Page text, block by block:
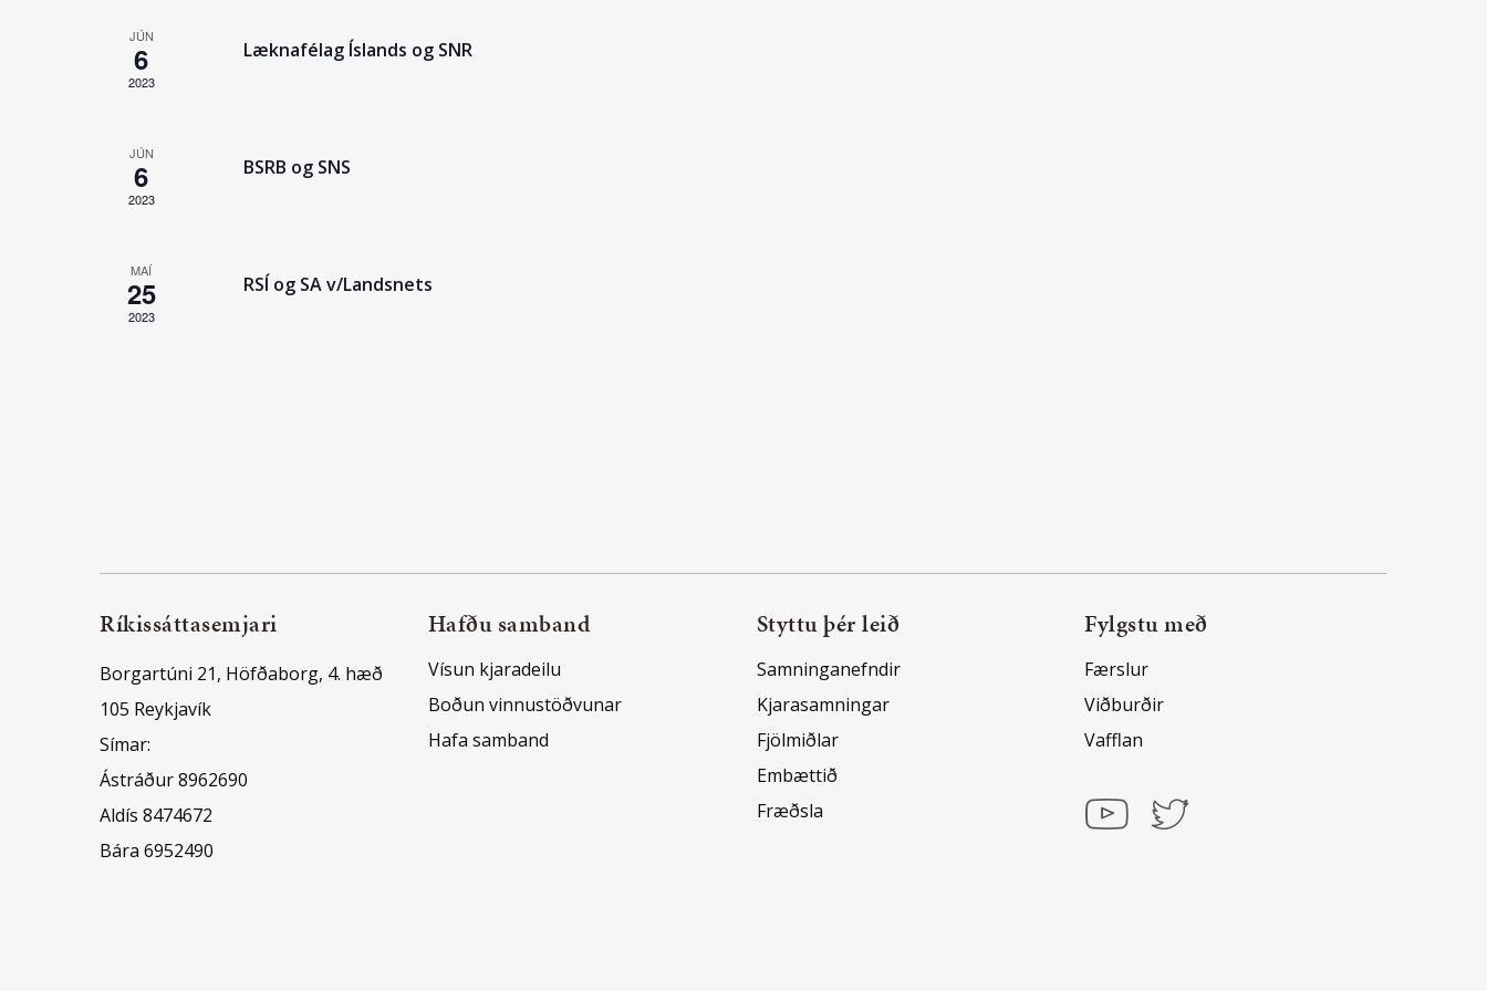
JÚN
6
2023
Læknafélag Íslands og SNR
JÚN
6
2023
BSRB og SNS
MAÍ
25
2023
RSÍ og SA v/Landsnets
Ríkissáttasemjari
Borgartúni 21, Höfðaborg, 4. hæð
105 Reykjavík
Símar:
Ástráður 8962690
Aldís 8474672
Bára 6952490
Hafðu samband
Vísun kjaradeilu
Boðun vinnustöðvunar
Hafa samband
Styttu þér leið
Samninganefndir
Kjarasamningar
Fjölmiðlar
Embættið
Fræðsla
Fylgstu með
Færslur
Viðburðir
Vafflan